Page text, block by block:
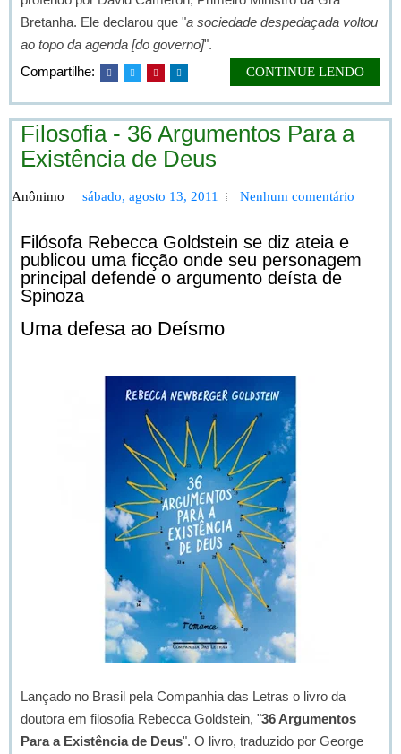
Bretanha. Ele declarou que "a sociedade despedaçada voltou
ao topo da agenda [do governo]".
Compartilhe:
CONTINUE LENDO
Filosofia - 36 Argumentos Para a
Existência de Deus
Anônimo sábado, agosto 13, 2011 Nenhum comentário
Filósofa Rebecca Goldstein se diz ateia e
publicou uma ficção onde seu personagem
principal defende o argumento deísta de
Spinoza
Uma defesa ao Deísmo
Lançado no Brasil pela Companhia das Letras o livro da
doutora em filosofia Rebecca Goldstein , "36 Argumentos
Para a Existência de Deus". O livro, traduzido por George